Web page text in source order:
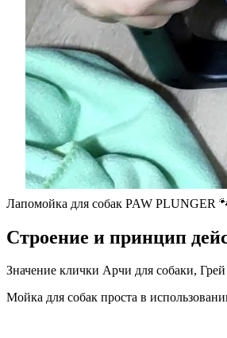
Лапомойка для собак PAW PLUNGER
Строение и принцип
Значение клички Арчи для собаки,
Мойка для собак проста в